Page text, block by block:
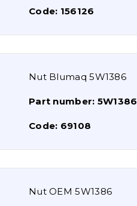
Code: 156126
Nut Blumaq 5W1386
Part number: 5W1386
Code: 69108
Nut OEM 5W1386